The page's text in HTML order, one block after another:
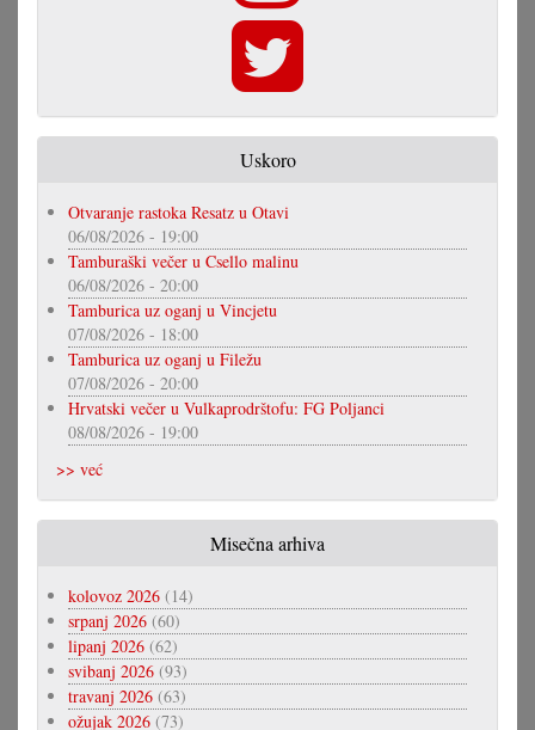
Uskoro
Otvaranje rastoka Resatz u Otavi
06/08/2026 - 19:00
Tamburaški večer u Csello malinu
06/08/2026 - 20:00
Tamburica uz oganj u Vincjetu
07/08/2026 - 18:00
Tamburica uz oganj u Filežu
07/08/2026 - 20:00
Hrvatski večer u Vulkaprodrštofu: FG Poljanci
08/08/2026 - 19:00
>> već
Misečna arhiva
kolovoz 2026 (14)
srpanj 2026 (60)
lipanj 2026 (62)
svibanj 2026 (93)
travanj 2026 (63)
ožujak 2026 (73)